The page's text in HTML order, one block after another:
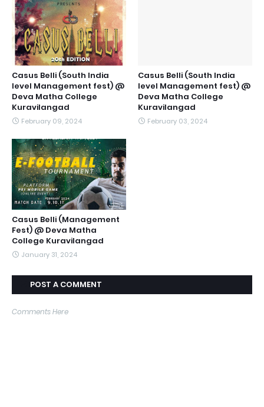
Casus Belli (South India
level Management fest) @
Deva Matha College
Kuravilangad
February 09, 2024
Casus Belli (South India
level Management fest) @
Deva Matha College
Kuravilangad
February 03, 2024
Casus Belli (Management
Fest) @ Deva Matha
College Kuravilangad
January 31, 2024
POST A COMMENT
Comments Here